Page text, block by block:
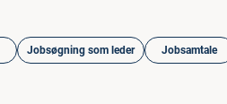
Jobsøgning som leder Jobsamtale